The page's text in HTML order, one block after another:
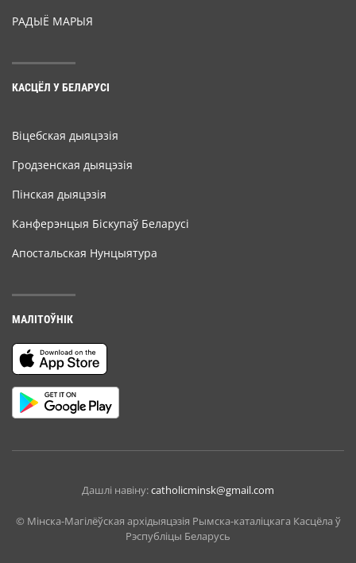
РАДЫЁ МАРЫЯ
КАСЦЁЛ У БЕЛАРУСІ
Віцебская дыяцэзія
Гродзенская дыяцэзія
Пінская дыяцэзія
Канферэнцыя Біскупаў Беларусі
Апостальская Нунцыятура
МАЛІТОЎНІК
Дашлі навіну:catholicminsk@gmail.com
© Мiнска-Магiлёўская архiдыяцэзiя Рымска-каталіцкага Касцёла ў
Рэспубліцы Беларусь